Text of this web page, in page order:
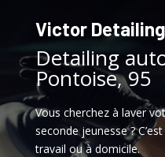
Victor Detailing
Detailing
Pontoise, 95
Vous cherchez à laver
seconde jeunesse ?
travail ou à domicile.